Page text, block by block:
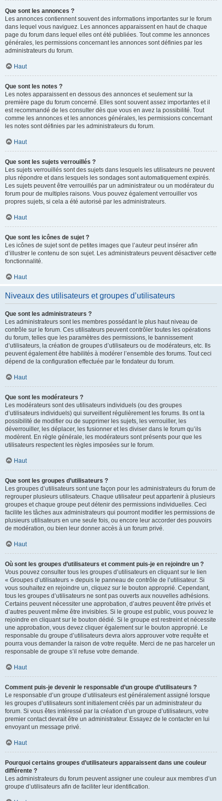
Que sont les annonces ?
Les annonces contiennent souvent des informations importantes sur le forum
dans lequel vous naviguez. Les annonces apparaissent en haut de chaque
page du forum dans lequel elles ont été publiées. Tout comme les annonces
générales, les permissions concernant les annonces sont définies par les
administrateurs du forum.
Haut
Que sont les notes ?
Les notes apparaissent en dessous des annonces et seulement sur la
première page du forum concerné. Elles sont souvent assez importantes et il
est recommandé de les consulter dès que vous en avez la possibilité. Tout
comme les annonces et les annonces générales, les permissions concernant
les notes sont définies par les administrateurs du forum.
Haut
Que sont les sujets verrouillés ?
Les sujets verrouillés sont des sujets dans lesquels les utilisateurs ne peuvent
plus répondre et dans lesquels les sondages sont automatiquement expirés.
Les sujets peuvent être verrouillés par un administrateur ou un modérateur du
forum pour de multiples raisons. Vous pouvez également verrouiller vos
propres sujets, si cela a été autorisé par les administrateurs.
Haut
Que sont les icônes de sujet ?
Les icônes de sujet sont de petites images que l’auteur peut insérer afin
d’illustrer le contenu de son sujet. Les administrateurs peuvent désactiver cette
fonctionnalité.
Haut
Niveaux des utilisateurs et groupes d’utilisateurs
Que sont les administrateurs ?
Les administrateurs sont les membres possédant le plus haut niveau de
contrôle sur le forum. Ces utilisateurs peuvent contrôler toutes les opérations
du forum, telles que les paramètres des permissions, le bannissement
d’utilisateurs, la création de groupes d’utilisateurs ou de modérateurs, etc. Ils
peuvent également être habilités à modérer l’ensemble des forums. Tout ceci
dépend de la configuration effectuée par le fondateur du forum.
Haut
Que sont les modérateurs ?
Les modérateurs sont des utilisateurs individuels (ou des groupes
d’utilisateurs individuels) qui surveillent régulièrement les forums. Ils ont la
possibilité de modifier ou de supprimer les sujets, les verrouiller, les
déverrouiller, les déplacer, les fusionner et les diviser dans le forum qu’ils
modèrent. En règle générale, les modérateurs sont présents pour que les
utilisateurs respectent les règles imposées sur le forum.
Haut
Que sont les groupes d’utilisateurs ?
Les groupes d’utilisateurs sont une façon pour les administrateurs du forum de
regrouper plusieurs utilisateurs. Chaque utilisateur peut appartenir à plusieurs
groupes et chaque groupe peut détenir des permissions individuelles. Ceci
facilite les tâches aux administrateurs qui pourront modifier les permissions de
plusieurs utilisateurs en une seule fois, ou encore leur accorder des pouvoirs
de modération, ou bien leur donner accès à un forum privé.
Haut
Où sont les groupes d’utilisateurs et comment puis-je en rejoindre un ?
Vous pouvez consulter tous les groupes d’utilisateurs en cliquant sur le lien
« Groupes d’utilisateurs » depuis le panneau de contrôle de l’utilisateur. Si
vous souhaitez en rejoindre un, cliquez sur le bouton approprié. Cependant,
tous les groupes d’utilisateurs ne sont pas ouverts aux nouvelles adhésions.
Certains peuvent nécessiter une approbation, d’autres peuvent être privés et
d’autres peuvent même être invisibles. Si le groupe est public, vous pouvez le
rejoindre en cliquant sur le bouton dédié. Si le groupe est restreint et nécessite
une approbation, vous devez cliquer également sur le bouton approprié. Le
responsable du groupe d’utilisateurs devra alors approuver votre requête et
pourra vous demander la raison de votre requête. Merci de ne pas harceler un
responsable de groupe s’il refuse votre demande.
Haut
Comment puis-je devenir le responsable d’un groupe d’utilisateurs ?
Le responsable d’un groupe d’utilisateurs est généralement assigné lorsque
les groupes d’utilisateurs sont initialement créés par un administrateur du
forum. Si vous êtes intéressé par la création d’un groupe d’utilisateurs, votre
premier contact devrait être un administrateur. Essayez de le contacter en lui
envoyant un message privé.
Haut
Pourquoi certains groupes d’utilisateurs apparaissent dans une couleur
différente ?
Les administrateurs du forum peuvent assigner une couleur aux membres d’un
groupe d’utilisateurs afin de faciliter leur identification.